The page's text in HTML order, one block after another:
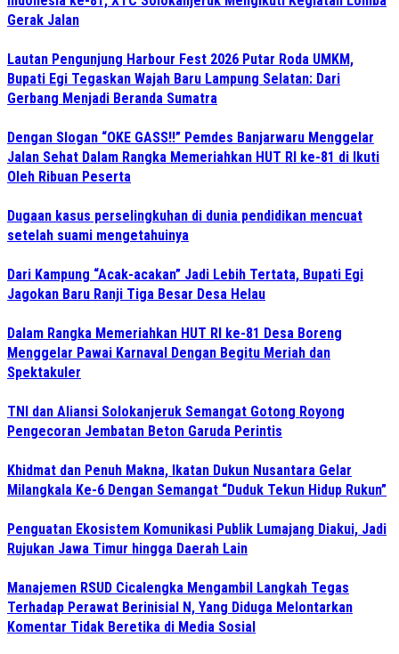
Gerak Jalan
Lautan Pengunjung Harbour Fest 2026 Putar Roda UMKM,
Bupati Egi Tegaskan Wajah Baru Lampung Selatan: Dari
Gerbang Menjadi Beranda Sumatra
Dengan Slogan “OKE GASS!!” Pemdes Banjarwaru Menggelar
Jalan Sehat Dalam Rangka Memeriahkan HUT RI ke-81 di Ikuti
Oleh Ribuan Peserta
Dugaan kasus perselingkuhan di dunia pendidikan mencuat
setelah suami mengetahuinya
Dari Kampung “Acak-acakan” Jadi Lebih Tertata, Bupati Egi
Jagokan Baru Ranji Tiga Besar Desa Helau
Dalam Rangka Memeriahkan HUT RI ke-81 Desa Boreng
Menggelar Pawai Karnaval Dengan Begitu Meriah dan
Spektakuler
TNI dan Aliansi Solokanjeruk Semangat Gotong Royong
Pengecoran Jembatan Beton Garuda Perintis
Khidmat dan Penuh Makna, Ikatan Dukun Nusantara Gelar
Milangkala Ke-6 Dengan Semangat “Duduk Tekun Hidup Rukun”
Penguatan Ekosistem Komunikasi Publik Lumajang Diakui, Jadi
Rujukan Jawa Timur hingga Daerah Lain
Manajemen RSUD Cicalengka Mengambil Langkah Tegas
Terhadap Perawat Berinisial N, Yang Diduga Melontarkan
Komentar Tidak Beretika di Media Sosial